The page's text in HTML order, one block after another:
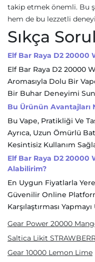
takip etmek önemli. Bu
hem de bu lezzetli
Sıkça
Elf Bar Raya D2 20000
Elf Bar Raya D2 20000
Aromasıyla Dolu Bir
Bir Buhar Deneyimi
Bu Ürünün Avantajları
Bu Vape, Pratikliği Ve
Ayrıca, Uzun Ömürlü
Kesintisiz Kullanım
Elf Bar Raya D2 20000
Alabilirim?
En Uygun Fiyatlarla
Güvenilir Online
Karşılaştırması
Gear Power 20000
Saltica Likit
Gear 10000 Lemon Lime